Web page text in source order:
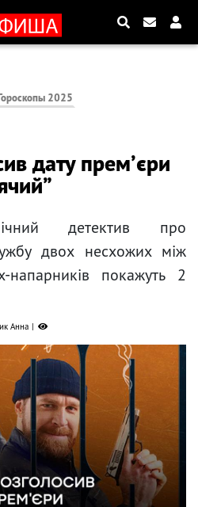
2025
дату премʼєри
детектив про
двох несхожих між
напарників покажуть 2
Анна